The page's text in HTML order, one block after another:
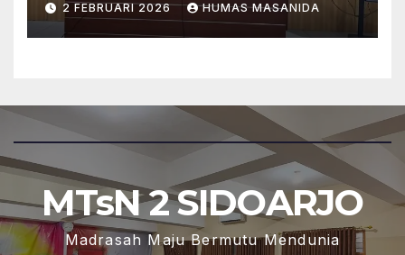
2 FEBRUARI 2026 HUMAS MASANIDA
MTsN 2 SIDOARJO
Madrasah Maju Bermutu Mendunia